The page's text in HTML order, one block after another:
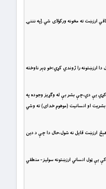
ارزښت ته مخونه ورکولاى شي.[په نننۍ
ارزښتونه را ژوندي کړي؛خو ډېر ناوخته
يې دي،چې بشر بې له وګړيز وجوده په
او انسانيت (موهوم خداى) ته وشي
هېڅ ارزښت قايل نه شول،حال دا چې د دين
يې ټول انساني ارزښتونه سوليز- منطقي